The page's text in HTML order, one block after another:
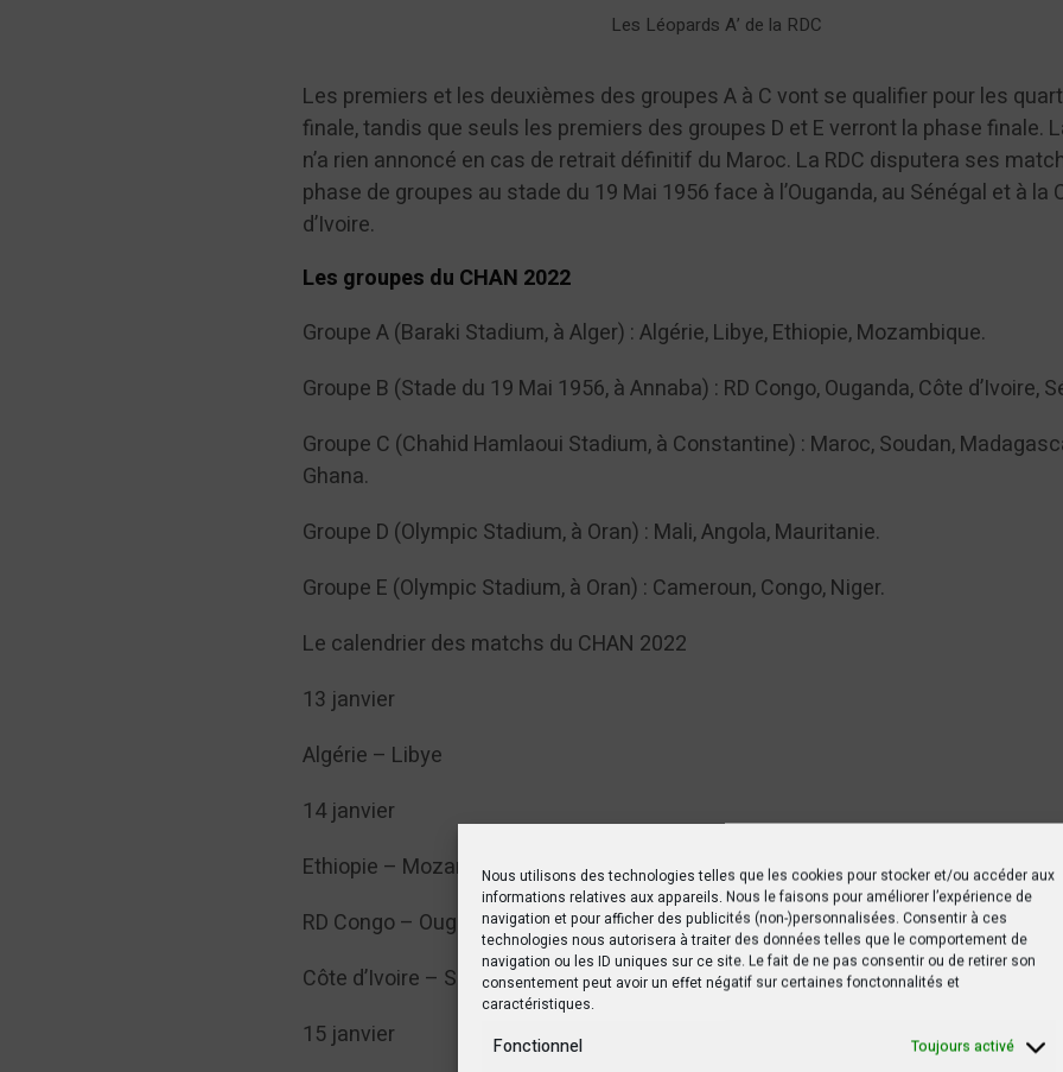
Nous utilisons des technologies telles que les cookies pour stocker et/ou accéder aux
informations relatives aux appareils. Nous le faisons pour améliorer l’expérience de
navigation et pour afficher des publicités (non-)personnalisées. Consentir à ces
technologies nous autorisera à traiter des données telles que le comportement de
navigation ou les ID uniques sur ce site. Le fait de ne pas consentir ou de retirer son
consentement peut avoir un effet négatif sur certaines fonctonnalités et
caractéristiques.
Fonctionnel Toujours activé
Les Léopards A’ de la RDC
Les premiers et les deuxièmes des groupes A à C vont se qualifier pour les
finale, tandis que seuls les premiers des groupes D et E verront la phase finale.
n’a rien annoncé en cas de retrait définitif du Maroc. La RDC disputera ses
phase de groupes au stade du 19 Mai 1956 face à l’Ouganda, au Sénégal et à la
d’Ivoire.
Les groupes du CHAN 2022
Groupe A (Baraki Stadium, à Alger) : Algérie, Libye, Ethiopie, Mozambique.
Groupe B (Stade du 19 Mai 1956, à Annaba) : RD Congo, Ouganda, Côte d’Ivoire,
Groupe C (Chahid Hamlaoui Stadium, à Constantine) : Maroc, Soudan,
Ghana.
Groupe D (Olympic Stadium, à Oran) : Mali, Angola, Mauritanie.
Groupe E (Olympic Stadium, à Oran) : Cameroun, Congo, Niger.
Le calendrier des matchs du CHAN 2022
13 janvier
Algérie – Libye
14 janvier
Ethiopie – Mozambique
RD Congo – Ouganda
Côte d’Ivoire – Sénégal
15 janvier